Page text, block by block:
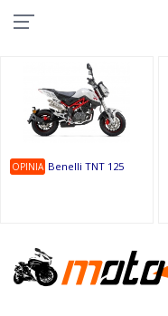
OPINIA Benelli TNT 125